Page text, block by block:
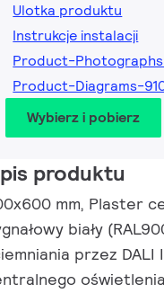
Ulotka produktu
Instrukcje instalacji
Product-
Product-Diagrams-
Wybierz i pobierz
produktu
mm, Plaster
biały
przez